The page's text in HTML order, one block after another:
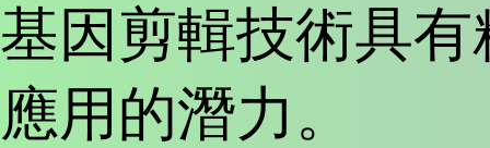
基因剪輯技術具
應用的潛力。